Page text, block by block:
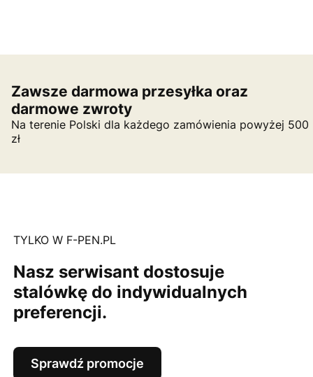
Zawsze darmowa przesyłka oraz
darmowe zwroty
Na terenie Polski dla każdego zamówienia powyżej 500
zł
TYLKO W F-PEN.PL
Nasz serwisant dostosuje
stalówkę do indywidualnych
preferencji.
Sprawdź promocje